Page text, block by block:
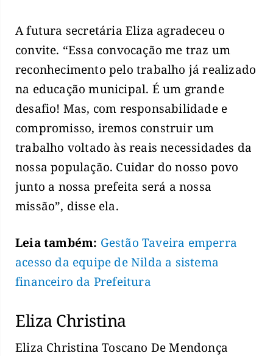
A futura secretária Eliza agradeceu o
convite. “Essa convocação me traz um
reconhecimento pelo trabalho já realizado
na educação municipal. É um grande
desafio! Mas, com responsabilidade e
compromisso, iremos construir um
trabalho voltado às reais necessidades da
nossa população. Cuidar do nosso povo
junto a nossa prefeita será a nossa
missão”, disse ela.
Leia também: Gestão Taveira emperra
acesso da equipe de Nilda a sistema
financeiro da Prefeitura
Eliza Christina
Eliza Christina Toscano De Mendonça